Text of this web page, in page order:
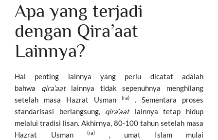
Apa yang terjadi
dengan Qira’aat
Lainnya?
Hal penting lainnya yang perlu dicatat adalah
bahwa qira’aatlainnya tidak sepenuhnya menghilang
setelah masa Hazrat Usman
(ra)
. Sementara proses
standarisasi berlangsung, qira’aatlainnya tetap hidup
melalui tradisi lisan. Akhirnya, 80-100 tahun setelah masa
Hazrat Usman
(ra)
, umat Islam mulai